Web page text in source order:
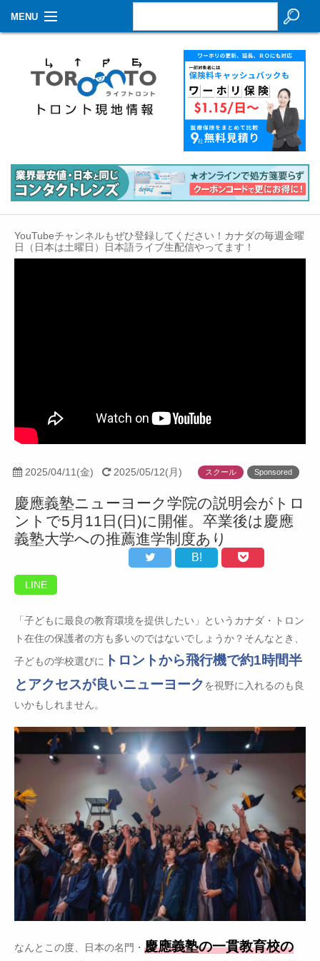
MENU
生活情報
その他
イベントカレンダー
Contact
YouTubeチャンネルもぜひ登録してください！カナダの毎週金曜
日（日本は土曜日）日本語ライブ生配信やってます！
2025/04/11(金) 2025/05/12(月) スクール Sponsored
慶應義塾ニューヨーク学院の説明会がトロ
ントで5月11日(日)に開催。卒業後は慶應
義塾大学への推薦進学制度あり
B!
LINE
「子どもに最良の教育環境を提供したい」というカナダ・トロン
ト在住の保護者の方も多いのではないでしょうか？そんなとき、
子どもの学校選びに トロントから飛行機で約1時間半
とアクセスが良いニューヨークを視野に入れるのも良
いかもしれません。
なんとこの度、日本の名門・ 慶應義塾の一貫教育校の